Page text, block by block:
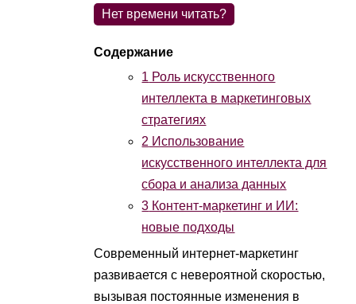
Нет времени читать?
1 Роль искусственного
интеллекта в маркетинговых
стратегиях
2 Использование
искусственного интеллекта для
сбора и анализа данных
3 Контент-маркетинг и ИИ:
новые подходы
Современный интернет-маркетинг
развивается с невероятной скоростью,
вызывая постоянные изменения в